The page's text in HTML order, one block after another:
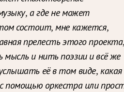
а где не может
состоит, мне кажется,
прелесть этого
и нить поэзии и всё же
её в том виде, какая
помощью оркестра или